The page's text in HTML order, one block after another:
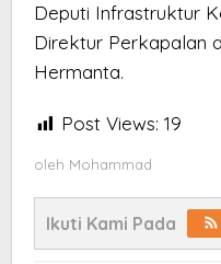
Deputi Infrastruktur
Direktur Perkapalan
Hermanta.
Post Views: 19
oleh Mohammad
Ikuti Kami Pada